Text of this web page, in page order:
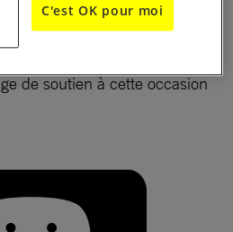
ont enregisté le titre
de soutien à cette occasion
C'est OK pour moi